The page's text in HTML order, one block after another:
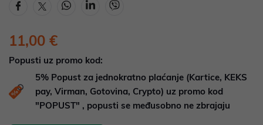
11,00 €
Popusti uz promo kod:
5% Popust za jednokratno plaćanje (Kartice, KEKS
pay, Virman, Gotovina, Crypto) uz promo kod
"POPUST" , popusti se međusobno ne zbrajaju